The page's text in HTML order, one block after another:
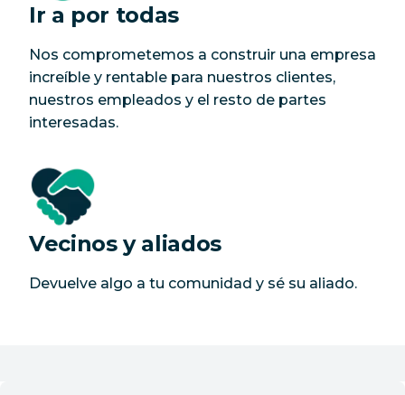
Ir a por todas
Nos comprometemos a construir una empresa
increíble y rentable para nuestros clientes,
nuestros empleados y el resto de partes
interesadas.
Vecinos y aliados
Devuelve algo a tu comunidad y sé su aliado.